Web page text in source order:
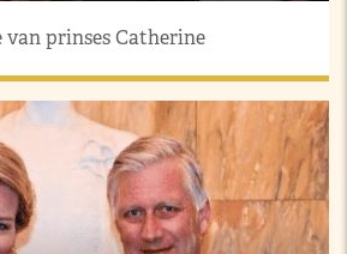
van prinses Catherine